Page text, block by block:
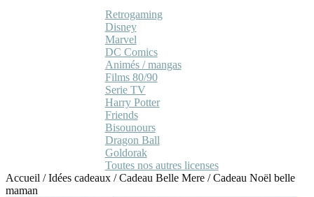
Retrogaming
Disney
Marvel
DC Comics
Animés / mangas
Films 80/90
Serie TV
Harry Potter
Friends
Bisounours
Dragon Ball
Goldorak
Toutes nos autres licenses
Accueil /Idées cadeaux /Cadeau Belle Mere /Cadeau Noël belle
maman